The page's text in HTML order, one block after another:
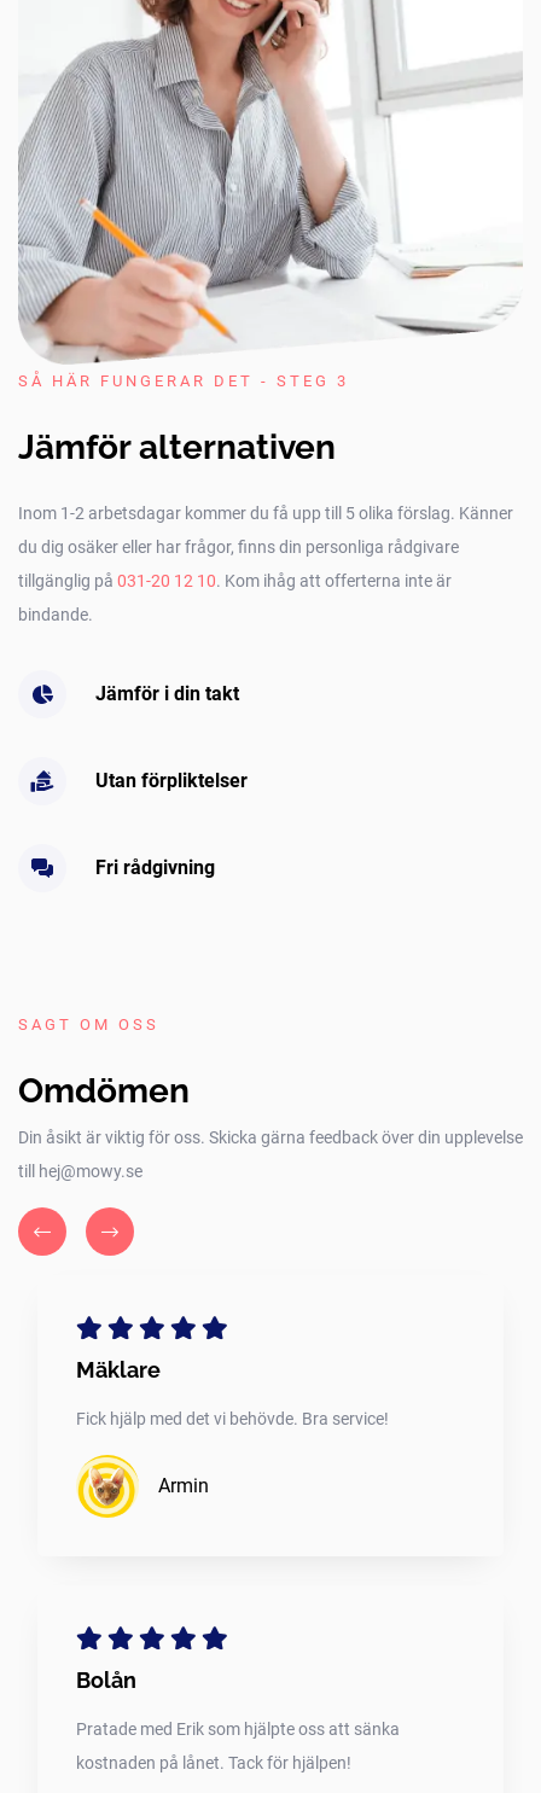
SÅ HÄR FUNGERAR DET - STEG 3
Jämför alternativen
Inom 1-2 arbetsdagar kommer du få upp till 5 olika förslag. Känner
du dig osäker eller har frågor, finns din personliga rådgivare
tillgänglig på 031-20 12 10. Kom ihåg att offerterna inte är
bindande.
Jämför i din takt
Utan förpliktelser
Fri rådgivning
SAGT OM OSS
Omdömen
Din åsikt är viktig för oss. Skicka gärna feedback över din upplevelse
till hej@mowy.se
Mäklare
Fick hjälp med det vi behövde. Bra service!
Armin
Bolån
Pratade med Erik som hjälpte oss att sänka
kostnaden på lånet. Tack för hjälpen!